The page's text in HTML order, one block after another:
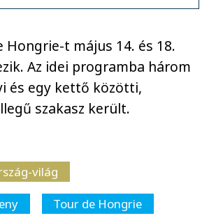
Hongrie-t május 14. és 18.
Az idei programba három
és egy kettő közötti,
szakasz került.
világ
Tour de Hongrie